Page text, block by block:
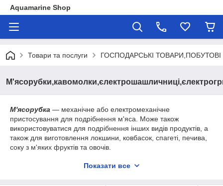
Aquamarine Shop
Товари та послуги ГОСПОДАРСЬКІ
М'ясорубка — механічне або електромеханічне
пристосування для подрібнення м'яса. Може також
використовуватися для подрібнення інших видів продуктів, а
також для виготовлення локшини, ковбасок, спагеті, печива,
соку з м'яких фруктів та овочів.
ЕЛЕКТРОГРИЛЬ- гриль, служить для приготування їжі
Показати все